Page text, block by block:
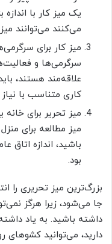
یک میز کار با
می‌کنند می‌توانند
میز کار برای
سرگرمی‌ها و
علاقه‌مند هستند،
کاری متناسب با
میز تحریر برای خانه
میز مطالعه برای
باشید، اندازه اتاق
بود.
بزرگ‌ترین میز تحریری را
جا می‌شود، زیرا هرگز
داشته باشید. به یاد
دارید، می‌توانید کشوهای